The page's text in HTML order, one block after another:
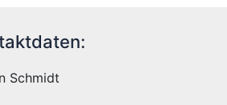
Schmidt